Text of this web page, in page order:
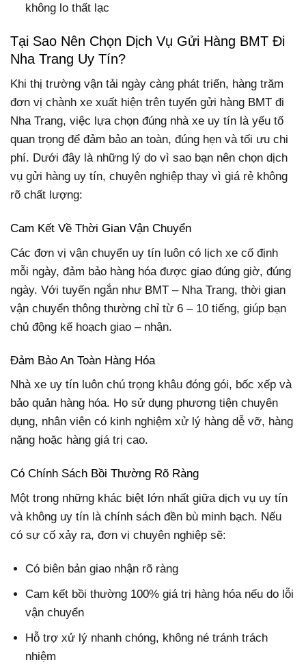
không lo thất lạc
Tại Sao Nên Chọn Dịch Vụ Gửi Hàng BMT Đi
Nha Trang Uy Tín?
Khi thị trường vận tải ngày càng phát triển, hàng trăm
đơn vị chành xe xuất hiện trên tuyến gửi hàng BMT đi
Nha Trang, việc lựa chọn đúng nhà xe uy tín là yếu tố
quan trọng để đảm bảo an toàn, đúng hẹn và tối ưu chi
phí. Dưới đây là những lý do vì sao bạn nên chọn dịch
vụ gửi hàng uy tín, chuyên nghiệp thay vì giá rẻ không
rõ chất lượng:
Cam Kết Về Thời Gian Vận Chuyển
Các đơn vị vận chuyển uy tín luôn có lịch xe cố định
mỗi ngày, đảm bảo hàng hóa được giao đúng giờ, đúng
ngày. Với tuyến ngắn như BMT – Nha Trang, thời gian
vận chuyển thông thường chỉ từ 6 – 10 tiếng, giúp bạn
chủ động kế hoạch giao – nhận.
Đảm Bảo An Toàn Hàng Hóa
Nhà xe uy tín luôn chú trọng khâu đóng gói, bốc xếp và
bảo quản hàng hóa. Họ sử dụng phương tiện chuyên
dụng, nhân viên có kinh nghiệm xử lý hàng dễ vỡ, hàng
nặng hoặc hàng giá trị cao.
Có Chính Sách Bồi Thường Rõ Ràng
Một trong những khác biệt lớn nhất giữa dịch vụ uy tín
và không uy tín là chính sách đền bù minh bạch. Nếu
có sự cố xảy ra, đơn vị chuyên nghiệp sẽ:
Có biên bản giao nhận rõ ràng
Cam kết bồi thường 100% giá trị hàng hóa nếu do lỗi
vận chuyển
Hỗ trợ xử lý nhanh chóng, không né tránh trách
nhiệm